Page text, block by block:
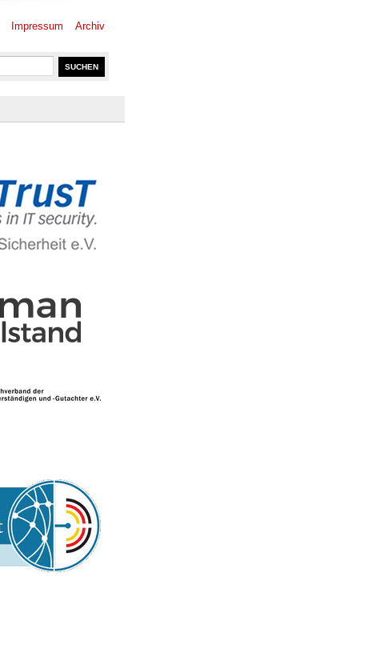
Impressum Archiv